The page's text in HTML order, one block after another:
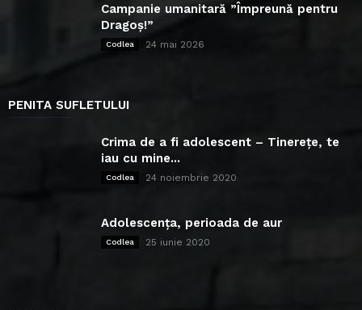
Campanie umanitară ”Împreună pentru
Dragoș!”
Codlea 24 mai 2026
PENITA SUFLETULUI
Crima de a fi adolescent – Tinerețe, te
iau cu mine...
Codlea 24 noiembrie 2020
Adolescența, perioada de aur
Codlea 25 iunie 2020